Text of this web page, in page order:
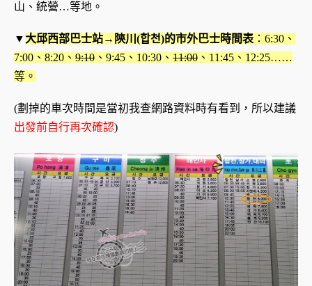
山、統營…等地。
▼ 大邱西部巴士站→陝川(합천)的市外巴士時間表 ：6:30、
7:00、8:20、 9:10 、9:45、10:30、 11:00 、11:45、12:25……
等。
(劃掉的車次時間是當初我查網路資料時有看到，所以建議
出發前自行再次確認)